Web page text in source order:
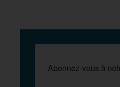
Abonnez-vous à